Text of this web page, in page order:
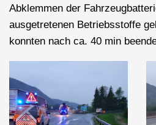
Abklemmen der
ausgetretenen Betriebsstoffe
konnten nach ca. 40 min